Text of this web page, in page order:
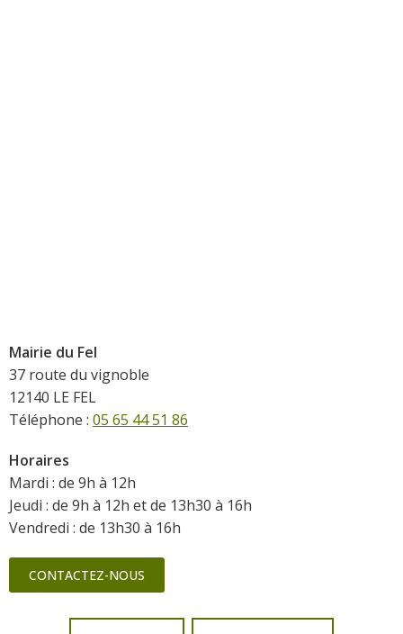
Mairie du Fel
37 route du vignoble
12140 LE FEL
Téléphone : 05 65 44 51 86
Horaires
Mardi : de 9h à 12h
Jeudi : de 9h à 12h et de 13h30 à 16h
Vendredi : de 13h30 à 16h
CONTACTEZ-NOUS